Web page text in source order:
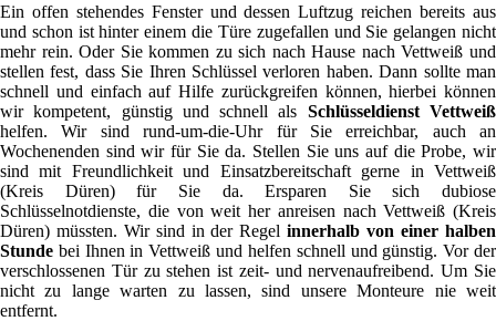
Ein offen stehendes Fenster und dessen Luftzug reichen bereits aus
und schon ist hinter einem die Türe zugefallen und Sie gelangen nicht
mehr rein. Oder Sie kommen zu sich nach Hause nach Vettweiß und
stellen fest, dass Sie Ihren Schlüssel verloren haben. Dann sollte man
schnell und einfach auf Hilfe zurückgreifen können, hierbei können
wir kompetent, günstig und schnell als Schlüsseldienst Vettweiß
helfen. Wir sind rund-um-die-Uhr für Sie erreichbar, auch an
Wochenenden sind wir für Sie da. Stellen Sie uns auf die Probe, wir
sind mit Freundlichkeit und Einsatzbereitschaft gerne in Vettweiß
(Kreis Düren) für Sie da. Ersparen Sie sich dubiose
Schlüsselnotdienste, die von weit her anreisen nach Vettweiß (Kreis
Düren) müssten. Wir sind in der Regelinnerhalb von einer halben
Stunde bei Ihnen in Vettweiß und helfen schnell und günstig. Vor der
verschlossenen Tür zu stehen ist zeit- und nervenaufreibend. Um Sie
nicht zu lange warten zu lassen, sind unsere Monteure nie weit
entfernt.